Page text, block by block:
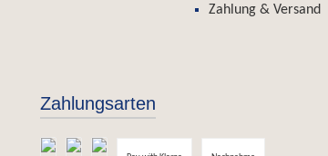
Zahlung & Versand
Zahlungsarten